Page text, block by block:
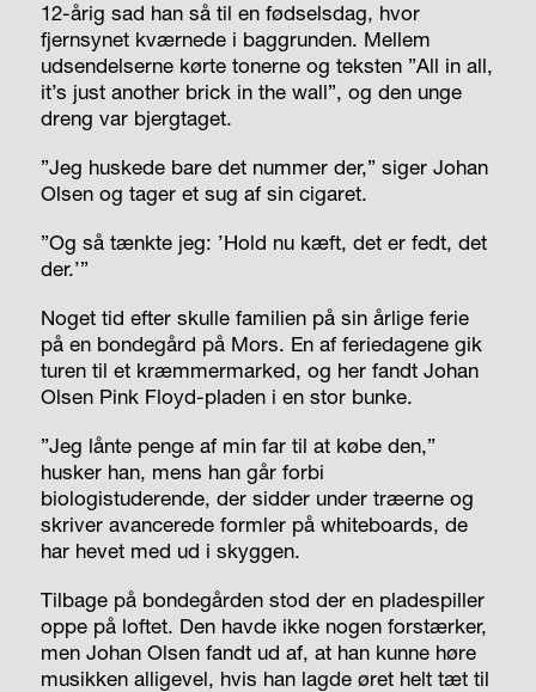
12-årig sad han så til en fødselsdag, hvor
fjernsynet kværnede i baggrunden. Mellem
udsendelserne kørte tonerne og teksten ”All in all,
it’s just another brick in the wall”, og den unge
dreng var bjergtaget.
”Jeg huskedebare det nummer der,” siger Johan
Olsen og tager et sug af sin cigaret.
”Og så tænkte jeg: ’Hold nu kæft, det er fedt, det
der.’”
Noget tid efter skulle familien på sin årlige ferie
på en bondegård på Mors. En af feriedagene gik
turen til et kræmmermarked, og her fandt Johan
Olsen Pink Floyd-pladen i en stor bunke.
”Jeg lånte penge af min far til at købe den,”
husker han, mens han går forbi
biologistuderende, der sidder under træerne og
skriver avancerede formler på whiteboards, de
har hevet med ud i skyggen.
Tilbage på bondegården stod der en pladespiller
oppe på loftet. Den havde ikke nogen forstærker,
men Johan Olsen fandt ud af, at han kunne høre
musikken alligevel, hvis han lagde øret helt tæt til